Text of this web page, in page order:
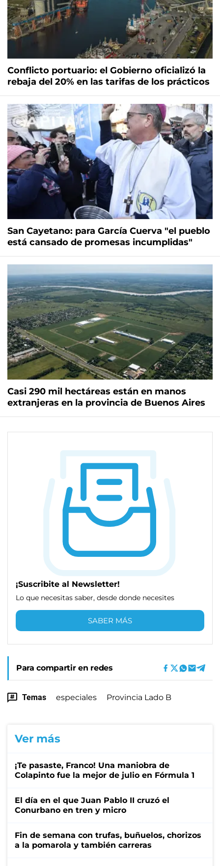
Conflicto portuario: el Gobierno oficializó la
rebaja del 20% en las tarifas de los prácticos
San Cayetano: para García Cuerva "el pueblo
está cansado de promesas incumplidas"
Casi 290 mil hectáreas están en manos
extranjeras en la provincia de Buenos Aires
¡Suscribite al Newsletter!
Lo que necesitas saber, desde donde necesites
SABER MÁS
Para compartir en redes
Temas especiales Provincia Lado B
Ver más
¡Te pasaste, Franco! Una maniobra de
Colapinto fue la mejor de julio en Fórmula 1
El día en el que Juan Pablo II cruzó el
Conurbano en tren y micro
Fin de semana con trufas, buñuelos, chorizos
a la pomarola y también carreras